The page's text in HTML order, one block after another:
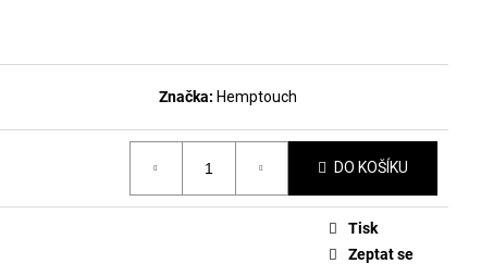
Značka:Hemptouch
DO KOŠÍKU
Tisk
Zeptat se